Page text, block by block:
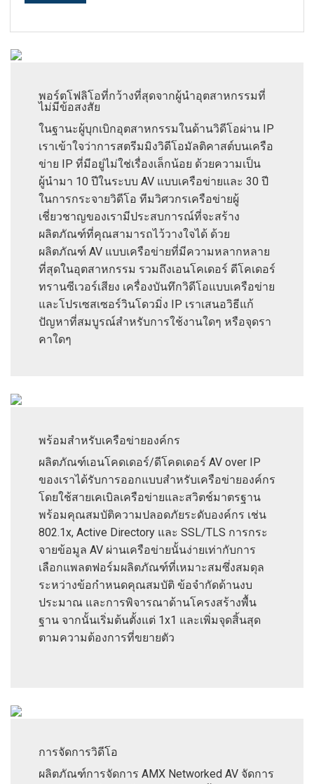
พอร์ตโฟลิโอที่กว้างที่สุดจากผู้นำอุตสาหกรรมที่
ไม่มีข้อสงสัย
ในฐานะผู้บุกเบิกอุตสาหกรรมในด้านวิดีโอผ่าน IP
เราเข้าใจว่าการสตรีมมิงวิดีโอมัลติคาสต์บนเครือ
ข่าย IP ที่มีอยู่ไม่ใช่เรื่องเล็กน้อย ด้วยความเป็น
ผู้นำมา 10 ปีในระบบ AV แบบเครือข่ายและ 30 ปี
ในการกระจายวิดีโอ ทีมวิศวกรเครือข่ายผู้
เชี่ยวชาญของเรามีประสบการณ์ที่จะสร้าง
ผลิตภัณฑ์ที่คุณสามารถไว้วางใจได้ ด้วย
ผลิตภัณฑ์ AV แบบเครือข่ายที่มีความหลากหลาย
ที่สุดในอุตสาหกรรม รวมถึงเอนโคเดอร์ ดีโคเดอร์
ทรานซีเวอร์เสียง เครื่องบันทึกวิดีโอแบบเครือข่าย
และโปรเซสเซอร์วินโดวมิ่ง IP เราเสนอวิธีแก้
ปัญหาที่สมบูรณ์สำหรับการใช้งานใดๆ หรือจุดรา
คาใดๆ
พร้อมสำหรับเครือข่ายองค์กร
ผลิตภัณฑ์เอนโคดเดอร์/ดีโคดเดอร์ AV over IP
ของเราได้รับการออกแบบสำหรับเครือข่ายองค์กร
โดยใช้สายเคเบิลเครือข่ายและสวิตช์มาตรฐาน
พร้อมคุณสมบัติความปลอดภัยระดับองค์กร เช่น
802.1x, Active Directory และ SSL/TLS การกระ
จายข้อมูล AV ผ่านเครือข่ายนั้นง่ายเท่ากับการ
เลือกแพลตฟอร์มผลิตภัณฑ์ที่เหมาะสมซึ่งสมดุล
ระหว่างข้อกำหนดคุณสมบัติ ข้อจำกัดด้านงบ
ประมาณ และการพิจารณาด้านโครงสร้างพื้น
ฐาน จากนั้นเริ่มต้นตั้งแต่ 1x1 และเพิ่มจุดสิ้นสุด
ตามความต้องการที่ขยายตัว
การจัดการวิดีโอ
ผลิตภัณฑ์การจัดการ AMX Networked AV จัดการ